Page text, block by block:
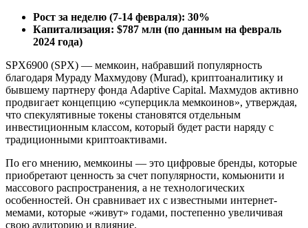
Рост за неделю (7-14 февраля): 30%
Капитализация: $787 млн (по данным на февраль
2024 года)
SPX6900 (SPX) — мемкоин, набравший популярность
благодаря Мураду Махмудову (Murad), криптоаналитику и
бывшему партнеру фонда Adaptive Capital. Махмудов активно
продвигает концепцию «суперцикла мемкоинов», утверждая,
что спекулятивные токены становятся отдельным
инвестиционным классом, который будет расти наряду с
традиционными криптоактивами.
По его мнению, мемкоины — это цифровые бренды, которые
приобретают ценность за счет популярности, комьюнити и
массового распространения, а не технологических
особенностей. Он сравнивает их с известными интернет-
мемами, которые «живут» годами, постепенно увеличивая
свою аудиторию и влияние.